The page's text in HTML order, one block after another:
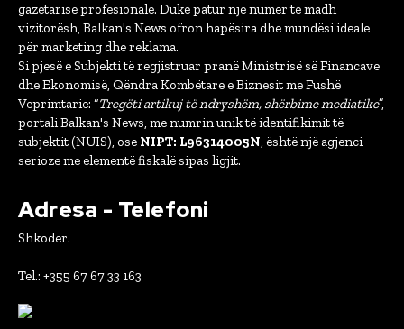
gazetarisë profesionale. Duke patur një numër të madh
vizitorësh, Balkan's News ofron hapësira dhe mundësi ideale
për marketing dhe reklama.
Si pjesë e Subjekti të regjistruar pranë Ministrisë së Financave
dhe Ekonomisë, Qëndra Kombëtare e Biznesit me Fushë
Veprimtarie: “Tregëti artikuj të ndryshëm, shërbime mediatike”,
portali Balkan's News, me numrin unik të identifikimit të
subjektit (NUIS), ose NIPT: L96314005N, është një agjenci
serioze me elementë fiskalë sipas ligjit.
Adresa - Telefoni
Shkoder.
Tel.: +355 67 67 33 163